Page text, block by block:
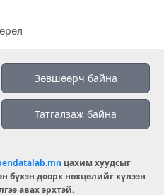
LAB MONGOLIA.
Зөвшөөрч байна
Татгалзаж байна
цахим хуудсыг
бүхэн доорх нөхцөлийг хүлээн
авах эрхтэй.